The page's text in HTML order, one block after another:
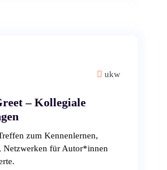
ukw
– Kollegiale
zum Kennenlernen,
Netzwerken für Autor*innen